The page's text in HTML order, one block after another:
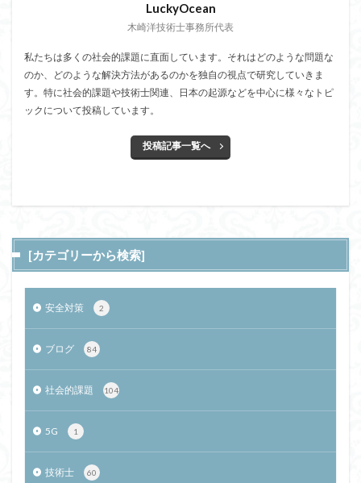
LuckyOcean
木崎洋技術士事務所代表
私たちは多くの社会的課題に直面しています。それはどのような問題な
のか、どのような解決方法があるのかを独自の視点で研究していきま
す。特に社会的課題や技術士関連、日本の起源などを中心に様々なトピ
ックについて投稿しています。
投稿記事一覧へ
[カテゴリーから検索]
安全対策 2
ブログ 84
社会的課題 104
5G 1
技術士 60